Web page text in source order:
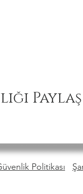
Paylaş
Politikası